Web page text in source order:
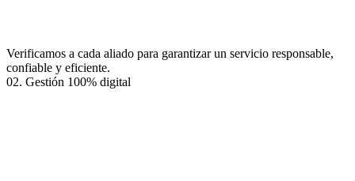
Verificamos a cada aliado para garantizar un servicio responsable,
confiable y eficiente.
02. Gestión 100% digital